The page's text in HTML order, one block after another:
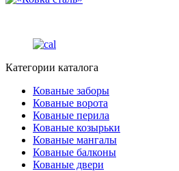
Категории каталога
Кованые заборы
Кованые ворота
Кованые перила
Кованые козырьки
Кованые мангалы
Кованые балконы
Кованые двери